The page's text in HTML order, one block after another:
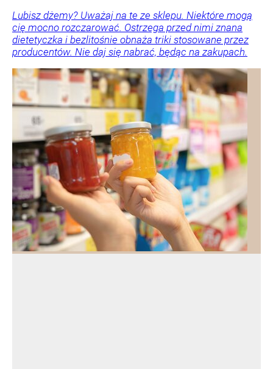
Lubisz dżemy? Uważaj na te ze sklepu. Niektóre mogą
cię mocno rozczarować. Ostrzega przed nimi znana
dietetyczka i bezlitośnie obnaża triki stosowane przez
producentów. Nie daj się nabrać, będąc na zakupach.